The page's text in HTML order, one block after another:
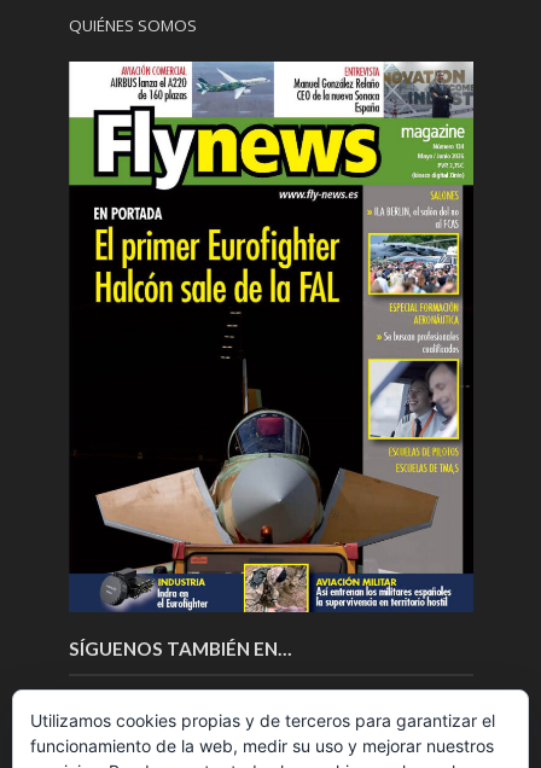
QUIÉNES SOMOS
SÍGUENOS TAMBIÉN EN…
Utilizamos cookies propias y de terceros para garantizar el
funcionamiento de la web, medir su uso y mejorar nuestros